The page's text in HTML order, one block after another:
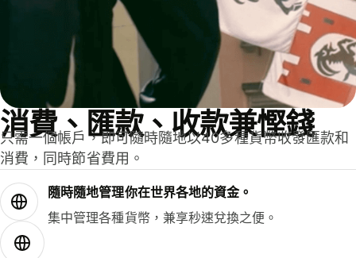
消費、匯款、收款兼慳錢
只需一個帳戶，即可隨時隨地以40多種貨幣收發匯款和
消費，同時節省費用。
隨時隨地管理你在世界各地的資金。
集中管理各種貨幣，兼享秒速兌換之便。